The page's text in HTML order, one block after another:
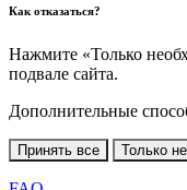
Как отказаться?
Нажмите «Только
подвале сайта.
Дополнительные
Принять все Только